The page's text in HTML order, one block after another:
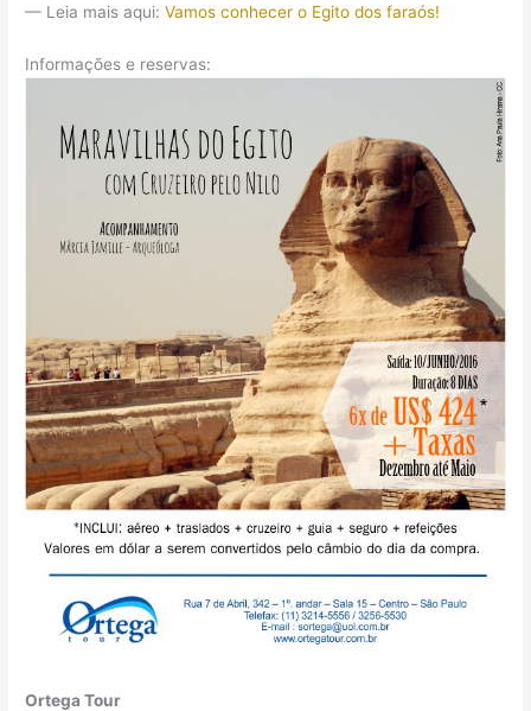
— Leia mais aqui:Vamos conhecer o Egito dos faraós!
Informações e reservas:
Ortega Tour